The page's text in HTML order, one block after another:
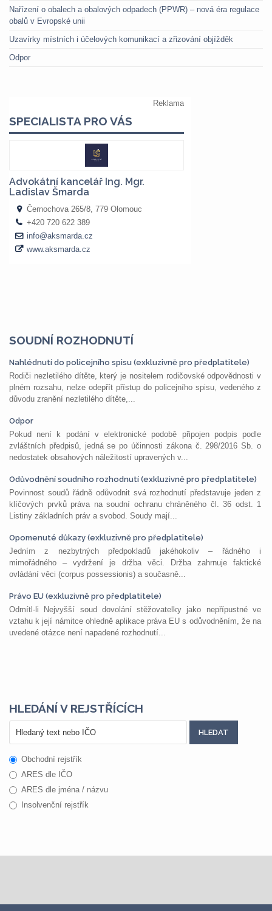
Nařízení o obalech a obalových odpadech (PPWR) – nová éra regulace
obalů v Evropské unii
Uzavírky místních i účelových komunikací a zřizování objížděk
Odpor
SOUDNÍ ROZHODNUTÍ
Nahlédnutí do policejního spisu (exkluzivně pro předplatitele)
Rodiči nezletilého dítěte, který je nositelem rodičovské odpovědnosti v
plném rozsahu, nelze odepřít přístup do policejního spisu, vedeného z
důvodu zranění nezletilého dítěte,...
Odpor
Pokud není k podání v elektronické podobě připojen podpis podle
zvláštních předpisů, jedná se po účinnosti zákona č. 298/2016 Sb. o
nedostatek obsahových náležitostí upravených v...
Odůvodnění soudního rozhodnutí (exkluzivně pro předplatitele)
Povinnost soudů řádně odůvodnit svá rozhodnutí představuje jeden z
klíčových prvků práva na soudní ochranu chráněného čl. 36 odst. 1
Listiny základních práv a svobod. Soudy mají...
Opomenuté důkazy (exkluzivně pro předplatitele)
Jedním z nezbytných předpokladů jakéhokoliv – řádného i
mimořádného – vydržení je držba věci. Držba zahrnuje faktické
ovládání věci (corpus possessionis) a současně...
Právo EU (exkluzivně pro předplatitele)
Odmítl-li Nejvyšší soud dovolání stěžovatelky jako nepřípustné ve
vztahu k její námitce ohledně aplikace práva EU s odůvodněním, že na
uvedené otázce není napadené rozhodnutí...
HLEDÁNÍ V REJSTŘÍCÍCH
Obchodní rejstřík
ARES dle IČO
ARES dle jména / názvu
Insolvenční rejstřík